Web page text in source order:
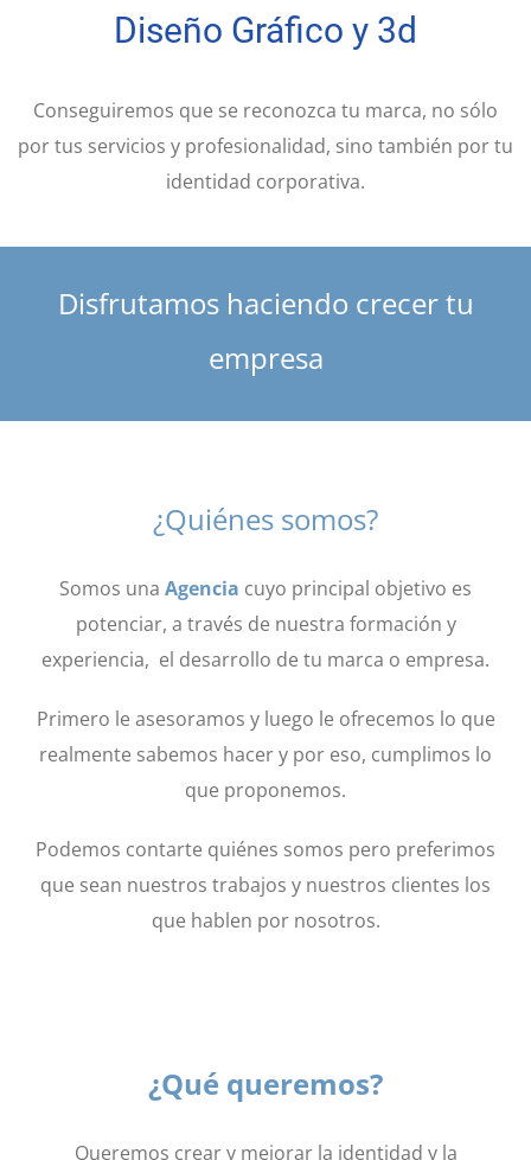
Diseño Gráfico y 3d
Conseguiremos que se reconozca tu marca, no sólo
por tus servicios y profesionalidad, sino también por tu
identidad corporativa.
Disfrutamos haciendo crecer tu
empresa
¿Quiénes somos?
Somos una Agencia cuyo principal objetivo es
potenciar, a través de nuestra formación y
experiencia, el desarrollo de tu marca o empresa.
Primero le asesoramos y luego le ofrecemos lo que
realmente sabemos hacer y por eso, cumplimos lo
que proponemos.
Podemos contarte quiénes somos pero preferimos
que sean nuestros trabajos y nuestros clientes los
que hablen por nosotros.
¿Qué queremos?
Queremos crear y mejorar la identidad y la